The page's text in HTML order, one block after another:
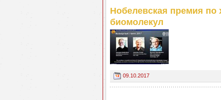
Нобелевская премия по
биомолекул
09.10.2017